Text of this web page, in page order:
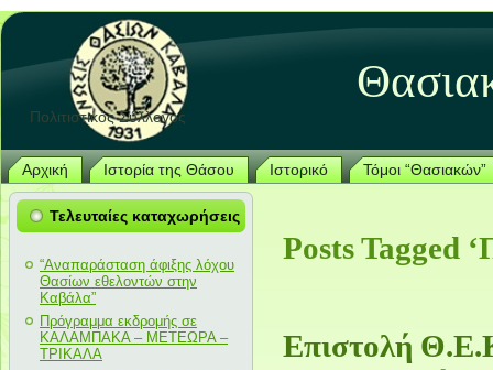
Πολιτιστικός Σύλλογος
Αρχική Ιστορία της Θάσου Ιστορικό Τόμοι “Θασιακών”
Τελευταίες καταχωρήσεις
“Αναπαράσταση άφιξης λόχου
Θασίων εθελοντών στην
Καβάλα”
Πρόγραμμα εκδρομής σε
ΚΑΛΑΜΠΑΚΑ – ΜΕΤΕΩΡΑ –
ΤΡΙΚΑΛΑ
Posts Tagged
Επιστολή